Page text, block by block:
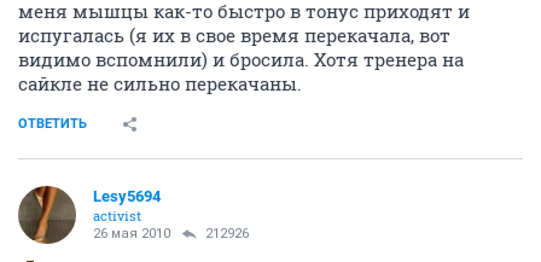
меня мышцы как-то быстро в тонус приходят и
испугалась (я их в свое время перекачала, вот
видимо вспомнили) и бросила. Хотя тренера на
сайкле не сильно перекачаны.
ОТВЕТИТЬ
Lesy5694
activist
26 мая 2010 212926